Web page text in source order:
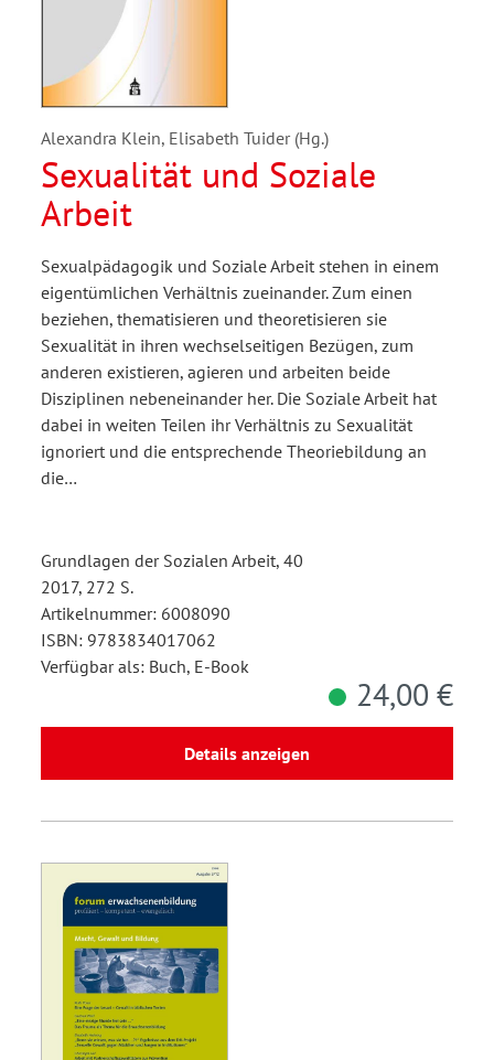
Alexandra Klein, Elisabeth Tuider (Hg.)
Sexualität und Soziale
Arbeit
Sexualpädagogik und Soziale Arbeit stehen in einem
eigentümlichen Verhältnis zueinander. Zum einen
beziehen, thematisieren und theoretisieren sie
Sexualität in ihren wechselseitigen Bezügen, zum
anderen existieren, agieren und arbeiten beide
Disziplinen nebeneinander her. Die Soziale Arbeit hat
dabei in weiten Teilen ihr Verhältnis zu Sexualität
ignoriert und die entsprechende Theoriebildung an
die…
Grundlagen der Sozialen Arbeit, 40
2017, 272 S.
Artikelnummer: 6008090
ISBN: 9783834017062
Verfügbar als: Buch, E-Book
24,00 €
Details anzeigen